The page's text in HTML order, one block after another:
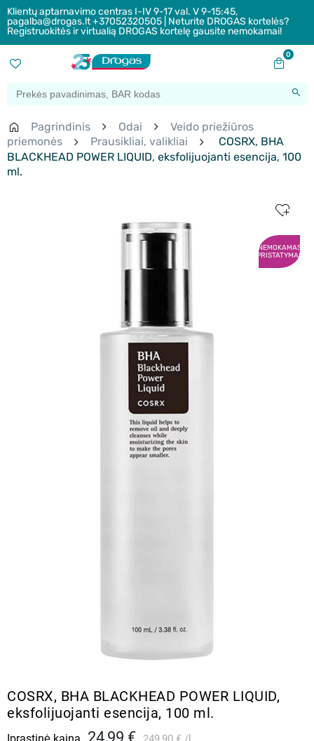
Klientų aptarnavimo centras I-IV 9-17 val. V 9-15:45,
pagalba@drogas.lt +37052320505 | Neturite DROGAS kortelės?
Registruokitės ir virtualią DROGAS kortelę gausite nemokamai!
0
Pagrindinis Odai
Veido priežiūros
priemonės
Prausikliai, valikliai
COSRX, BHA
BLACKHEAD POWER LIQUID, eksfolijuojanti esencija, 100
ml.
NEMOKAMAS
PRISTATYMAS
COSRX, BHA BLACKHEAD POWER LIQUID,
eksfolijuojanti esencija, 100 ml.
24,99 €